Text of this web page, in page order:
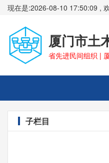
现在是:2026-08-10 17:50:09 ,
厦门市土
省先进民间组织 |
子栏目